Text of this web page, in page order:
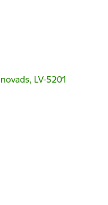
LV-5201